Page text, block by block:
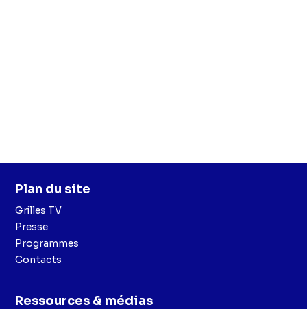
Plan du site
Grilles TV
Presse
Programmes
Contacts
Ressources & médias